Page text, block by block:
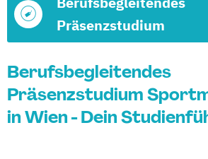
Präsenzstudium
Berufsbegleitendes
Präsenzstudium
in Wien - Dein